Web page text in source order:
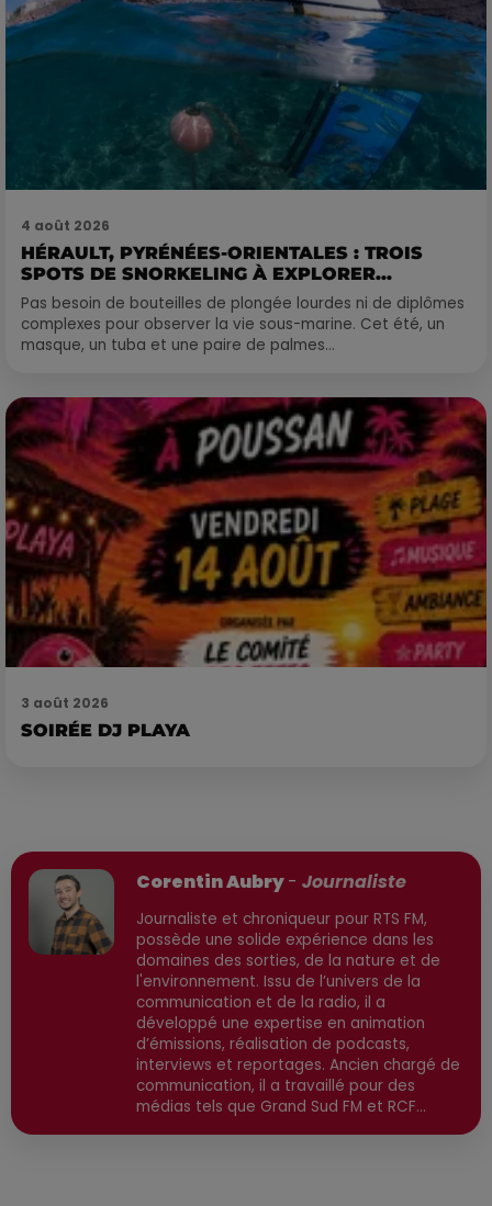
4 août 2026
HÉRAULT, PYRÉNÉES-ORIENTALES : TROIS
SPOTS DE SNORKELING À EXPLORER...
Pas besoin de bouteilles de plongée lourdes ni de diplômes
complexes pour observer la vie sous-marine. Cet été, un
masque, un tuba et une paire de palmes...
3 août 2026
SOIRÉE DJ PLAYA
Corentin Aubry- Journaliste
Journaliste et chroniqueur pour RTS FM,
possède une solide expérience dans les
domaines des sorties, de la nature et de
l'environnement. Issu de l’univers de la
communication et de la radio, il a
développé une expertise en animation
d’émissions, réalisation de podcasts,
interviews et reportages. Ancien chargé de
communication, il a travaillé pour des
médias tels que Grand Sud FM et RCF